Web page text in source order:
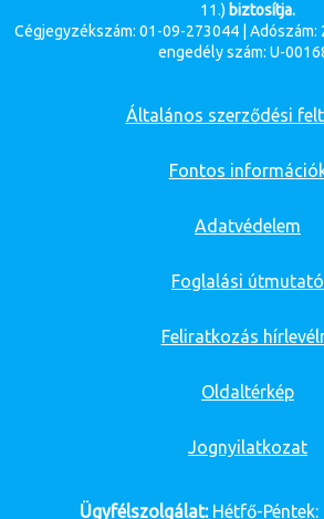
11.) biztosítja.
Cégjegyzékszám: 01-09-273044 | Adószám:
engedély szám: U-
Általános szerződési
Fontos
Adatvédelem
Foglalási útmutató
Feliratkozás
Oldaltérkép
Jognyilatkozat
Ügyfélszolgálat:Hétfő-Péntek: